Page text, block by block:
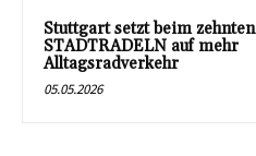
Stuttgart setzt beim zehnten
STADTRADELN auf mehr
Alltagsradverkehr
05.05.2026